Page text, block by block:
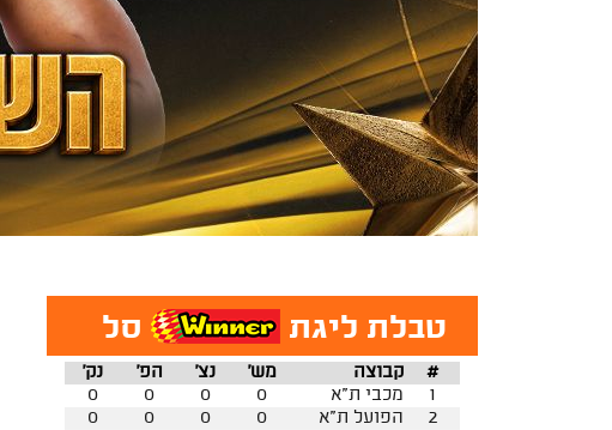
טבלת ליגת סל
נק' הפ' נצ' מש' קבוצה
#
0
0 0 0 מכבי ת"א
1
0
0 0 0 הפועל ת"א
2